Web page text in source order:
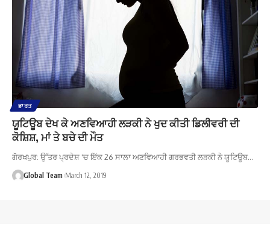
ਭਾਰਤ
ਯੂਟਿਊਬ ਦੇਖ ਕੇ ਅਣਵਿਆਹੀ ਲੜਕੀ ਨੇ ਖੁਦ ਕੀਤੀ ਡਿਲੀਵਰੀ ਦੀ
ਕੋਸ਼ਿਸ਼, ਮਾਂ ਤੇ ਬਚੇ ਦੀ ਮੌਤ
ਗੋਰਖਪੁਰ: ਉੱਤਰ ਪ੍ਰਦੇਸ਼ 'ਚ ਇੱਕ 26 ਸਾਲਾ ਅਣਵਿਆਹੀ ਗਰਭਵਤੀ ਲੜਕੀ ਨੇ ਯੂਟਿਊਬ…
Global Team March 12, 2019